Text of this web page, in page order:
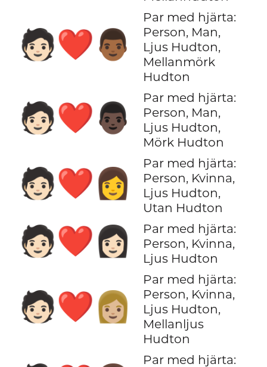
🧑🏻‍❤️‍👨🏾
Par med hjärta:
Person, Man,
Ljus Hudton,
Mellanmörk
Hudton
🧑🏻‍❤️‍👨🏿
Par med hjärta:
Person, Man,
Ljus Hudton,
Mörk Hudton
🧑🏻‍❤️‍👩
Par med hjärta:
Person, Kvinna,
Ljus Hudton,
Utan Hudton
🧑🏻‍❤️‍👩🏻
Par med hjärta:
Person, Kvinna,
Ljus Hudton
🧑🏻‍❤️‍👩🏼
Par med hjärta:
Person, Kvinna,
Ljus Hudton,
Mellanljus
Hudton
Par med hjärta: